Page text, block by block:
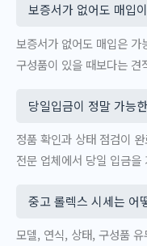
보증서가 없어도 매입
보증서가 없어도 매입은
구성품이 있을 때보다는 견
당일입금이 정말 가능
정품 확인과 상태 점검이
전문 업체에서 당일 입금
중고 롤렉스 시세는 어
모델, 연식, 상태, 구성품